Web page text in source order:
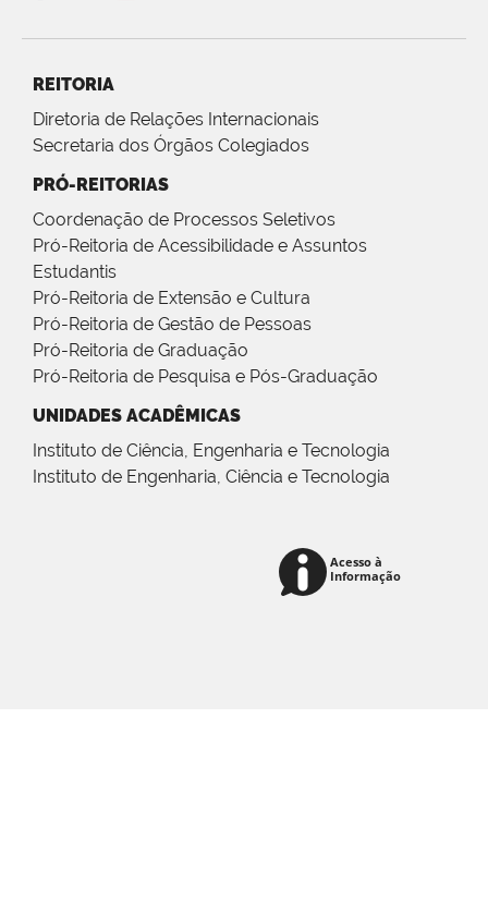
REITORIA
Diretoria de Relações Internacionais
Secretaria dos Órgãos Colegiados
PRÓ-REITORIAS
Coordenação de Processos Seletivos
Pró-Reitoria de Acessibilidade e Assuntos
Estudantis
Pró-Reitoria de Extensão e Cultura
Pró-Reitoria de Gestão de Pessoas
Pró-Reitoria de Graduação
Pró-Reitoria de Pesquisa e Pós-Graduação
UNIDADES ACADÊMICAS
Instituto de Ciência, Engenharia e Tecnologia
Instituto de Engenharia, Ciência e Tecnologia